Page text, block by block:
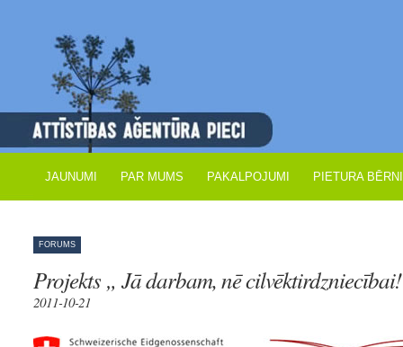
JAUNUMI PAR MUMS PAKALPOJUMI PIETURA
FORUMS
Projekts „ Jā darbam, nē
2011-10-21